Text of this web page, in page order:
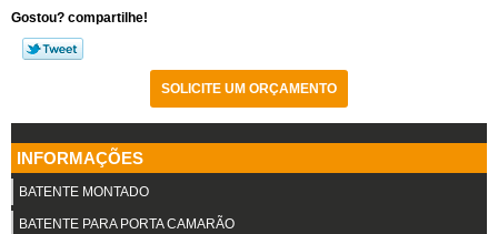
Gostou? compartilhe!
SOLICITE UM ORÇAMENTO
INFORMAÇÕES
BATENTE MONTADO
BATENTE PARA PORTA CAMARÃO